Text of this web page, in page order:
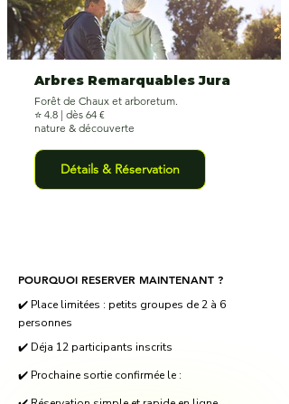
Arbres Remarquables Jura
Forêt de Chaux et arboretum.
⭐ 4.8 | dès 64 €
nature & découverte
Détails & Réservation
POURQUOI RESERVER MAINTENANT ?
✔️ Place limitées : petits groupes de 2 à 6
personnes
✔️ Déja 12 participants inscrits
✔️ Prochaine sortie confirmée le :